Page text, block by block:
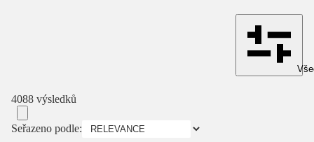
4088 výsledků
Seřazeno podle: